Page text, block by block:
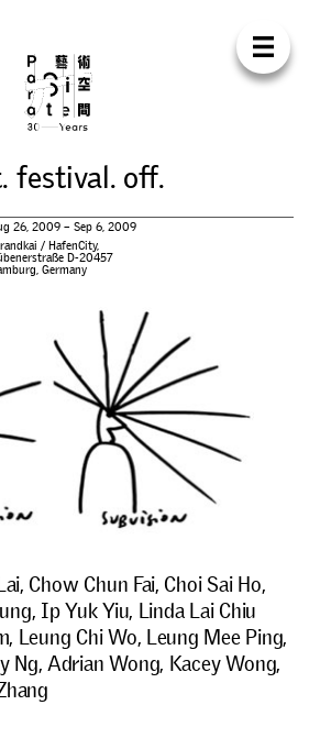
Para
UT SUP
E XHIBIT IONS
PROGRAMMES
C
DEN Y
ONS
HO
. festival. of.
26, 2009 – Sep 6, 2009
/ HafenCity,
D-20457
Germany
Chow Chun Fai, Choi Sai Ho,
Ip Yuk Yiu, Linda Lai Chiu
Leung Chi Wo, Leung Mee Ping,
Ng, Adrian Wong, Kacey Wong,